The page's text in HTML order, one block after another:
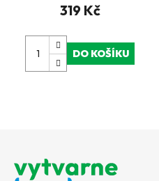
319 Kč
DO KOŠÍKU